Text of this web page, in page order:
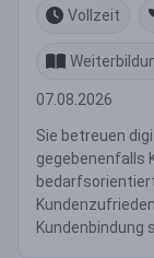
Vollzeit
07.08.2026
Sie betreuen
gegebenenfalls
Kundenbindung